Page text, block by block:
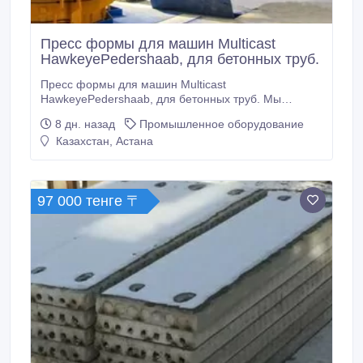
Пресс формы для машин Multicast
HawkeyePedershaab, для бетонных труб.
Пресс формы для машин Multicast
HawkeyePedershaab, для бетонных труб. Мы
труб на оборудования компании Afinitas –
HawkeyePedershaab. Формы для любых моделей
техническому заданию и размерам покупателя.
8 дн. назад
Промышленное оборудование
Казахстан, Астана
97 000 тенге 〒